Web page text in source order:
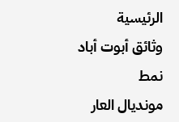
الرئيسية
وثائق أبوت أباد
نمط
مونديال العار